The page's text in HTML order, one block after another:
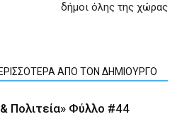
δήμοι όλης της χώρας
ΑΠΟ ΤΟΝ ΔΗΜΙΟΥΡΓΟ
Πολιτεία» Φύλλο #44